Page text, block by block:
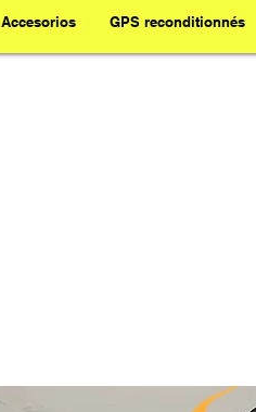
Accesorios GPS reconditionnés